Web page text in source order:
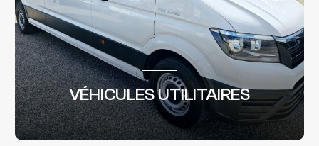
VÉHICULES UTILITAIRES